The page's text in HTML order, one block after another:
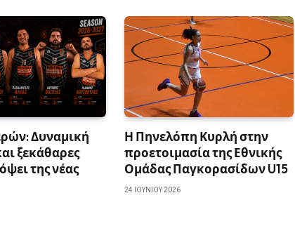
Δυναμική
ξεκάθαρες
της νέας
Η Πηνελόπη Κυρλή στην
προετοιμασία της Εθνικής
Ομάδας Παγκορασίδων U15
24 ΙΟΥΝΊΟΥ 2026